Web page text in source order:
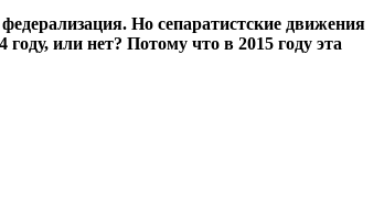
Но сепаратистские движения
или нет? Потому что в 2015 году эта